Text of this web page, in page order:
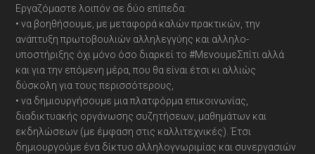
Εργαζόμαστε λοιπόν σε δύο επίπεδα:
• να βοηθήσουμε, με μεταφορά καλών πρακτικών, την
ανάπτυξη πρωτοβουλιών αλληλεγγύης και αλληλο-
υποστήριξης όχι μόνο όσο διαρκεί το #ΜενουμεΣπίτι αλλά
και για την επόμενη μέρα, που θα είναι έτσι κι αλλιώς
δύσκολη για τους περισσότερους,
• να δημιουργήσουμε μια πλατφόρμα επικοινωνίας,
διαδικτυακής οργάνωσης συζητήσεων, μαθημάτων και
εκδηλώσεων (με έμφαση στις καλλιτεχνικές). Έτσι
δημιουργούμε ένα δίκτυο αλληλογνωριμίας και συνεργασιών